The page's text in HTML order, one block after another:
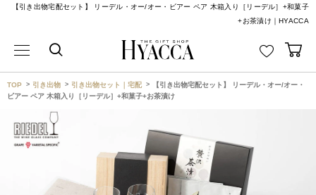
【引き出物宅配セット】 リーデル・オー/オー・ビアー ペア 木箱入り［リーデル］+和菓子
+お茶漬け｜HYACCA
TOP 引き出物 引き出物セット｜宅配
【引き出物宅配セット】 リーデル・オー/オー・
ビアー ペア 木箱入り［リーデル］+和菓子+お茶漬け